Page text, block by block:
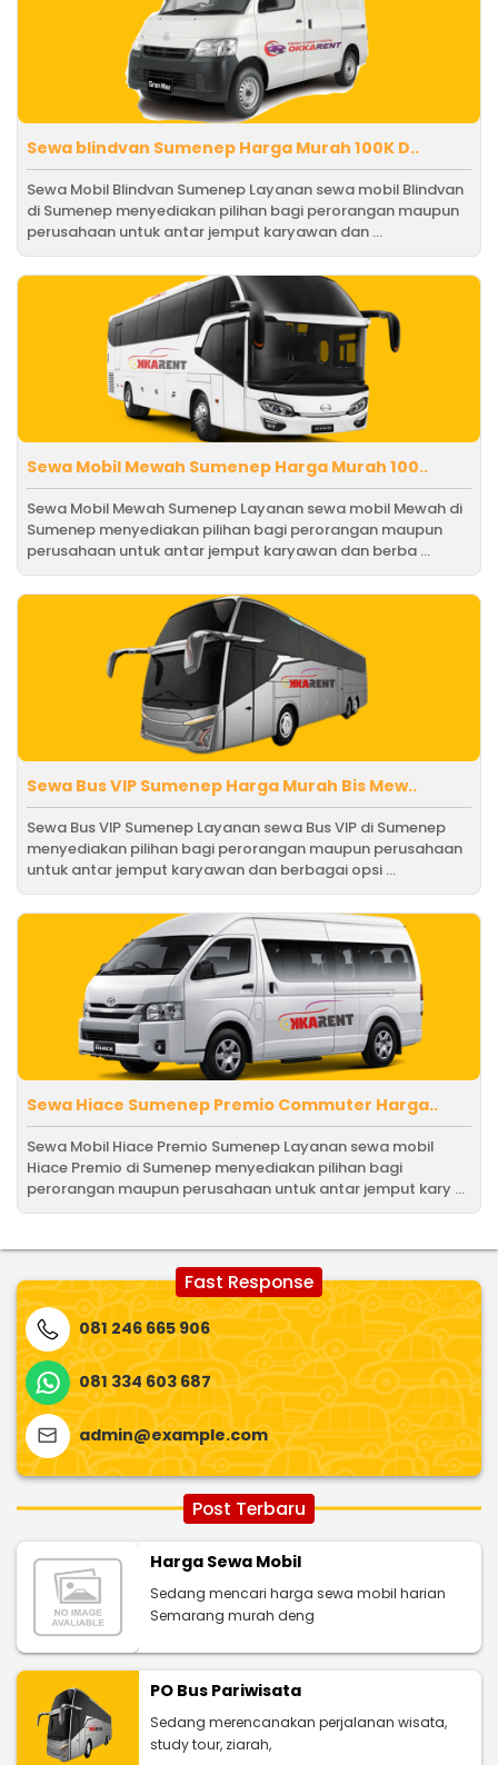
Sewa blindvan Sumenep Harga Murah 100K D..
Sewa Mobil Blindvan Sumenep Layanan sewa mobil Blindvan
di Sumenep menyediakan pilihan bagi perorangan maupun
perusahaan untuk antar jemput karyawan dan ...
Sewa Mobil Mewah Sumenep Harga Murah 100..
Sewa Mobil Mewah Sumenep Layanan sewa mobil Mewah di
Sumenep menyediakan pilihan bagi perorangan maupun
perusahaan untuk antar jemput karyawan dan berba ...
Sewa Bus VIP Sumenep Harga Murah Bis Mew..
Sewa Bus VIP Sumenep Layanan sewa Bus VIP di Sumenep
menyediakan pilihan bagi perorangan maupun perusahaan
untuk antar jemput karyawan dan berbagai opsi ...
Sewa Hiace Sumenep Premio Commuter Harga..
Sewa Mobil Hiace Premio Sumenep Layanan sewa mobil
Hiace Premio di Sumenep menyediakan pilihan bagi
perorangan maupun perusahaan untuk antar jemput kary ...
Fast Response
081 246 665 906
081 334 603 687
admin@example.com
Post Terbaru
Harga Sewa Mobil
Sedang mencari harga sewa mobil harian
Semarang murah deng
PO Bus Pariwisata
Sedang merencanakan perjalanan wisata,
study tour, ziarah,